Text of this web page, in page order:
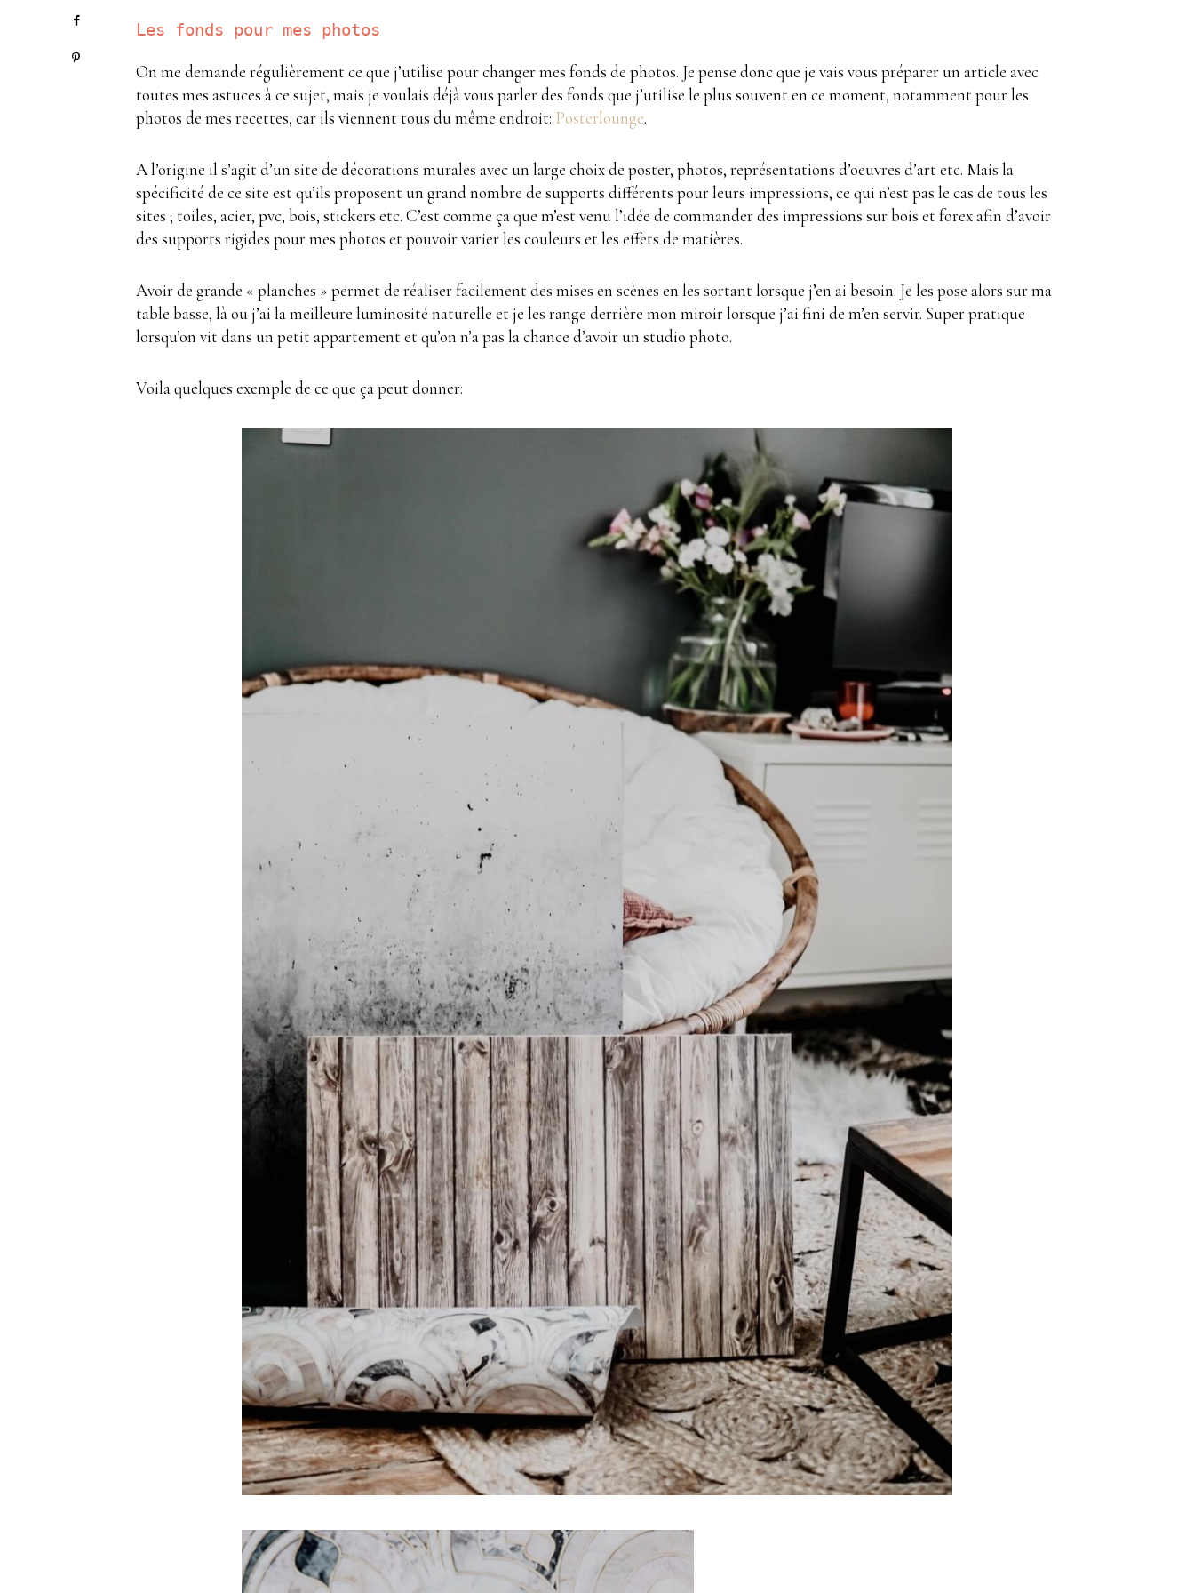
Les fonds pour mes photos
On me demande régulièrement ce que j’utilise pour changer mes fonds de photos. Je pense donc que je vais vous préparer un article avec
toutes mes astuces à ce sujet, mais je voulais déjà vous parler des fonds que j’utilise le plus souvent en ce moment, notamment pour les
photos de mes recettes, car ils viennent tous du même endroit: Posterlounge.
A l’origine il s’agit d’un site de décorations murales avec un large choix de poster, photos, représentations d’oeuvres d’art etc. Mais la
spécificité de ce site est qu’ils proposent un grand nombre de supports différents pour leurs impressions, ce qui n’est pas le cas de tous les
sites ; toiles, acier, pvc, bois, stickers etc. C’est comme ça que m’est venu l’idée de commander des impressions sur bois et forex afin d’avoir
des supports rigides pour mes photos et pouvoir varier les couleurs et les effets de matières.
Avoir de grande « planches » permet de réaliser facilement des mises en scènes en les sortant lorsque j’en ai besoin. Je les pose alors sur ma
table basse, là ou j’ai la meilleure luminosité naturelle et je les range derrière mon miroir lorsque j’ai fini de m’en servir. Super pratique
lorsqu’on vit dans un petit appartement et qu’on n’a pas la chance d’avoir un studio photo.
Voila quelques exemple de ce que ça peut donner: